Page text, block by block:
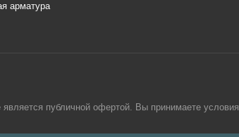
арматура
публичной офертой. Вы принимаете условия